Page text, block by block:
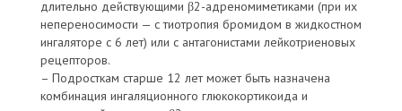
длительно действующими β2-адреномиметиками (при их
непереносимости — с тиотропия бромидом в жидкостном
ингаляторе с 6 лет) или с антагонистами лейкотриеновых
рецепторов.
– Подросткам старше 12 лет может быть назначена
комбинация ингаляционного глюкокортикоида и